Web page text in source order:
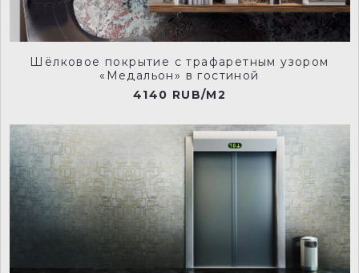
Шёлковое покрытие с трафаретным узором
«Медальон» в гостиной
4140 RUB/M2